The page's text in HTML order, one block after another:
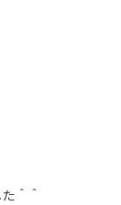
＾＾